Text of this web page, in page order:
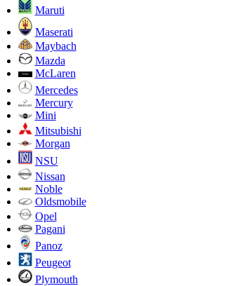
Maruti
Maserati
Maybach
Mazda
McLaren
Mercedes
Mercury
Mini
Mitsubishi
Morgan
NSU
Nissan
Noble
Oldsmobile
Opel
Pagani
Panoz
Peugeot
Plymouth